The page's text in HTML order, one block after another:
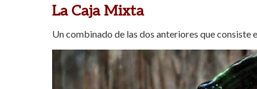
La Caja Mixta
Un combinado de las dos anteriores que consiste